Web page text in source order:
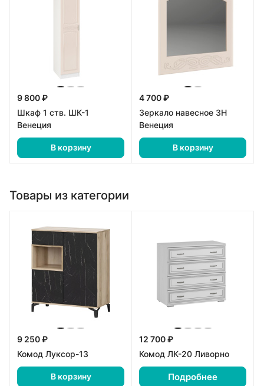
9 800 ₽
Шкаф 1 ств. ШК-1
Венеция
В корзину
4 700 ₽
Зеркало навесное ЗН
Венеция
В корзину
Товары из категории
9 250 ₽
Комод Луксор-13
В корзину
12 700 ₽
Комод ЛК-20 Ливорно
Подробнее